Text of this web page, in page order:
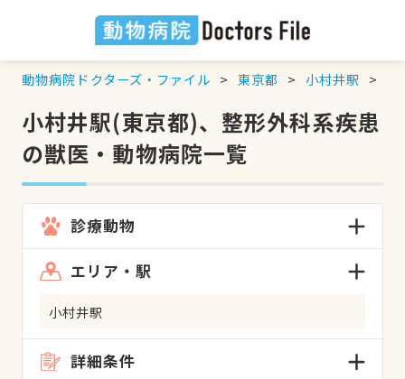
動物病院ドクターズ・ファイル 東京都 小村井駅
小村井駅(東京都)、整形外科系疾患
の獣医・動物病院一覧
診療動物
エリア・駅
小村井駅
詳細条件